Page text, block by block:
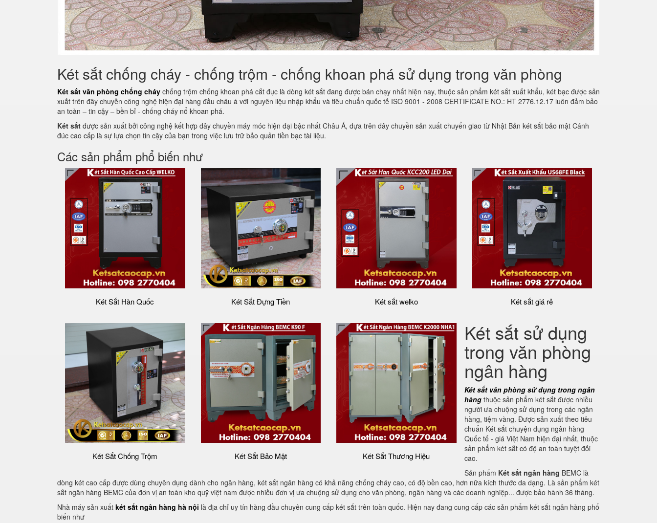
Két sắt chống cháy - chống trộm - chống khoan phá sử dụng trong văn phòng
Két sắt văn phòng chống cháy chống trộm chống khoan phá cắt đục là dòng két sắt đang được bán chạy nhất hiện nay, thuộc sản phẩm két sắt xuất khẩu, két bạc được sản
xuất trên đây chuyền công nghệ hiện đại hàng đầu châu á với nguyên liệu nhập khẩu và tiêu chuẩn quốc tế ISO 9001 - 2008 CERTIFICATE NO.: HT 2776.12.17 luôn đảm bảo
an toàn – tin cậy – bền bỉ - chống cháy nổ khoan phá.
Két sắt được sản xuất bởi công nghệ kết hợp dây chuyền máy móc hiện đại bậc nhất Châu Á, dựa trên dây chuyền sản xuất chuyển giao từ Nhật Bản két sắt bảo mật Cánh
đúc cao cấp là sự lựa chọn tin cậy của bạn trong việc lưu trữ bảo quản tiền bạc tài liệu.
Các sản phẩm phổ biến như
Két Sắt Hàn Quốc Két Sắt Đựng Tiền Két sắt welko Két sắt giá rẻ
Két Sắt Chống Trộm Két Sắt Bảo Mật Két Sắt Thương Hiệu
Két sắt sử dụng
trong văn phòng
ngân hàng
Két sắt văn phòng sử dụng trong ngân
hàngthuộc sản phẩm két sắt được nhiều
người ưa chuộng sử dụng trong các ngân
hàng, tiệm vàng. Được sản xuất theo tiêu
chuẩn Két sắt chuyện dụng ngân hàng
Quốc tế - giá Việt Nam hiện đại nhất, thuộc
sản phẩm két sắt có độ an toàn tuyệt đối
cao.
Sản phẩm Két sắt ngân hàng BEMC là
dòng két cao cấp được dùng chuyên dụng dành cho ngân hàng, két sắt ngân hàng có khả năng chống cháy cao, có độ bền cao, hơn nữa kích thước da dạng. Là sản phẩm két
sắt ngân hàng BEMC của đơn vị an toàn kho quỹ việt nam được nhiều đơn vị ưa chuộng sử dụng cho văn phòng, ngân hàng và các doanh nghiệp... được bảo hành 36 tháng.
Nhà máy sản xuất két sắt ngân hàng hà nội là địa chỉ uy tín hàng đầu chuyên cung cấp két sắt trên toàn quốc. Hiện nay đang cung cấp các sản phẩm két sắt ngân hàng phổ
biến như